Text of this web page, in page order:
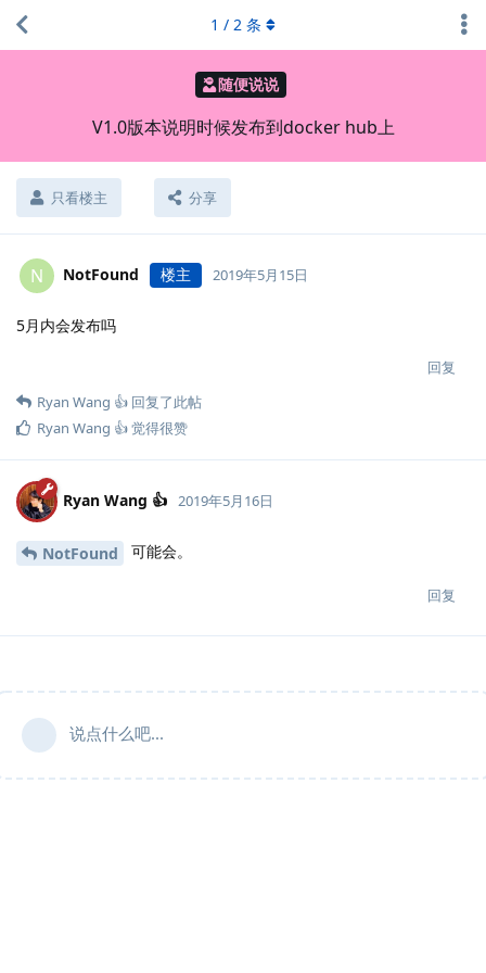
随便说说
V1.0版本说明时候发布到docker hub上
只看楼主 分享
1 / 2 条
N NotFound 楼主 2019年5月15日
5月内会发布吗
回复
Ryan Wang 👍 回复了此帖
Ryan Wang 👍觉得很赞
Ryan Wang 👍 2019年5月16日
NotFound 可能会。
回复
说点什么吧...